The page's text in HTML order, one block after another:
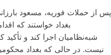
پس از حملات فوریه، مسعود
بغداد خواستند که
شبه‌نظامیان اجرا کند و تأکید
نیست. در حالی که بغداد